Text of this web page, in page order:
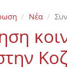
Νέα